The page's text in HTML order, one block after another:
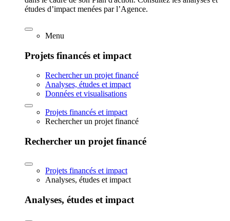
études d’impact menées par l’Agence.
Menu
Projets financés et impact
Rechercher un projet financé
Analyses, études et impact
Données et visualisations
Projets financés et impact
Rechercher un projet financé
Rechercher un projet financé
Projets financés et impact
Analyses, études et impact
Analyses, études et impact